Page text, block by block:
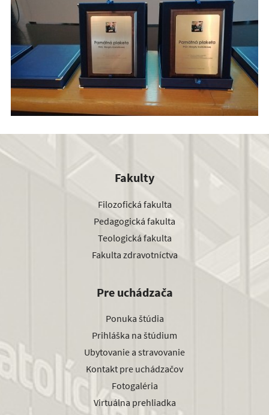
Fakulty
Filozofická fakulta
Pedagogická fakulta
Teologická fakulta
Fakulta zdravotníctva
Pre uchádzača
Ponuka štúdia
Prihláška na štúdium
Ubytovanie a stravovanie
Kontakt pre uchádzačov
Fotogaléria
Virtuálna prehliadka